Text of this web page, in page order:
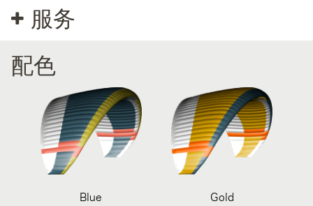
服务
配色
Blue Gold